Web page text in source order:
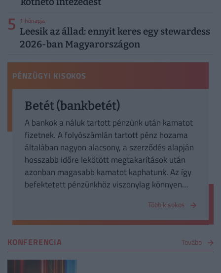
5 1 hónapja
Leesik az állad: ennyit keres egy stewardess
2026-ban Magyarországon
PÉNZÜGYI KISOKOS
Betét (bankbetét)
A bankok a náluk tartott pénzünk után kamatot
fizetnek. A folyószámlán tartott pénz hozama
általában nagyon alacsony, a szerződés alapján
hosszabb időre lekötött megtakarítások után
azonban magasabb kamatot kaphatunk. Az így
befektetett pénzünkhöz viszonylag könnyen
összes kamatot is elveszíthetjük. Erről érdemes
a szerződésből tájékozódni.
Több kisokos
KONFERENCIA Tovább